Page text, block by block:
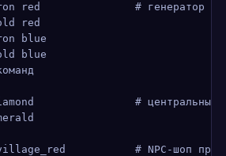
red               # генератор
red
blue
blue
# центральные
# NPC-шоп